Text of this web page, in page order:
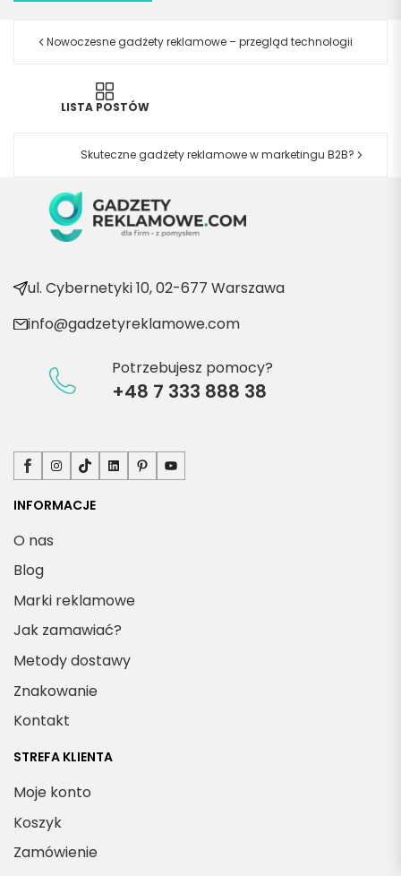
Nowoczesne gadżety reklamowe – przegląd technologii
LISTA POSTÓW
Skuteczne gadżety reklamowe w marketingu B2B?
ul. Cybernetyki 10, 02-677 Warszawa
info@gadzetyreklamowe.com
Potrzebujesz pomocy?
+48 7 333 888 38
Facebook
Instagram
TikTokLinkedInPinterestYouTube
INFORMACJE
O nas
Blog
Marki reklamowe
Jak zamawiać?
Metody dostawy
Znakowanie
Kontakt
STREFA KLIENTA
Moje konto
Koszyk
Zamówienie